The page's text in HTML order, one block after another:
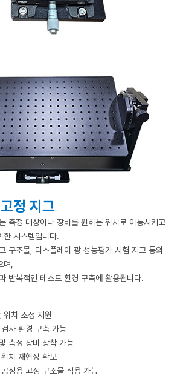
정 지그
측정 대상이나 장비를 원하는 위치로 이동시키고
한 시스템입니다.
구조물, 디스플레이 광 성능평가 시험 지그 등의
며,
반복적인 테스트 환경 구축에 활용됩니다.
위치 조정 지원
사 환경 구축 가능
측정 장비 장착 가능
치 재현성 확보
정용 고정 구조물 적용 가능